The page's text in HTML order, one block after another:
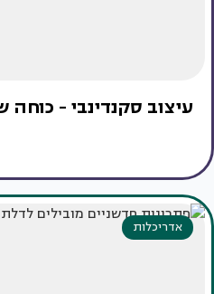
עיצוב סקנדינבי -
אדריכלות